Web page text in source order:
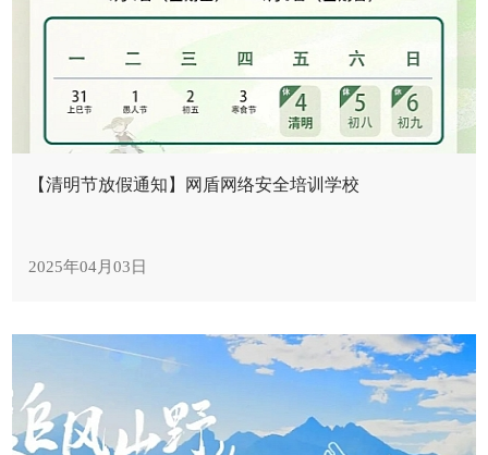
【清明节放假通知】网盾网络安全培训学校
2025年04月03日